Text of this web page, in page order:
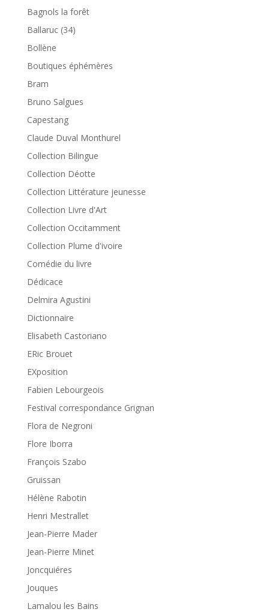
Bagnols la forêt
Ballaruc (34)
Bollène
Boutiques éphémères
Bram
Bruno Salgues
Capestang
Claude Duval Monthurel
Collection Bilingue
Collection Déotte
Collection Littérature jeunesse
Collection Livre d'Art
Collection Occitamment
Collection Plume d'ivoire
Comédie du livre
Dédicace
Delmira Agustini
Dictionnaire
Elisabeth Castoriano
ERic Brouet
EXposition
Fabien Lebourgeois
Festival correspondance Grignan
Flora de Negroni
Flore Iborra
François Szabo
Gruissan
Hélène Rabotin
Henri Mestrallet
Jean-Pierre Mader
Jean-Pierre Minet
Joncquiéres
Jouques
Lamalou les Bains